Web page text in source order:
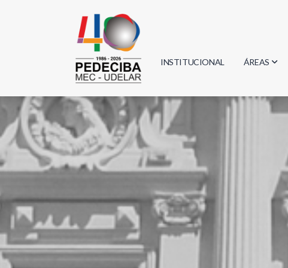
INSTITUCIONAL ÁREAS
Biología
Informática
Matemática